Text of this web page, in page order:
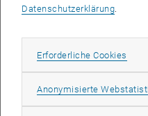
QR-Code @hard.in.action
Long Time Change“ befassen
Raumplanung und Architektur
kurzfristige Interventionen im
Nachhaltigkeitstransformation
Datenschutzerklärung.
Erforderliche Cookies
Anonymisierte